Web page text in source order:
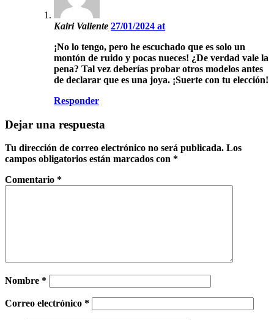
Kairi Valiente 27/01/2024 at
¡No lo tengo, pero he escuchado que es solo un
montón de ruido y pocas nueces! ¿De verdad vale la
pena? Tal vez deberías probar otros modelos antes
de declarar que es una joya. ¡Suerte con tu elección!
Responder
Dejar una respuesta
Tu dirección de correo electrónico no será publicada. Los
campos obligatorios están marcados con *
Comentario *
Nombre *
Correo electrónico *